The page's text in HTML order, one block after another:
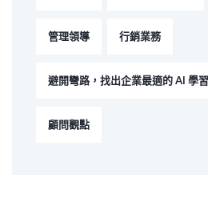
管理領導 行銷業務
避開彎路，找出企業最適的 AI 學
顧問觀點